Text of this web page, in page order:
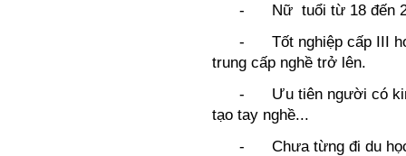
- Nữ tuổi từ 18 đến 27,
- Tốt nghiệp cấp III
trung cấp nghề trở lên.
- Ưu tiên người có kinh
tạo tay nghề...
- Chưa từng đi du học